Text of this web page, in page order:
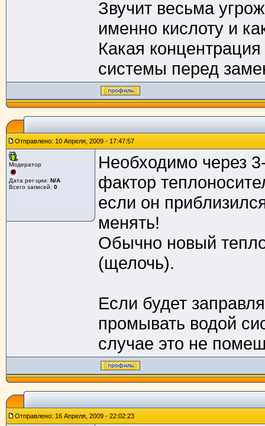
Звучит весьма
именно кислоту и
Какая
системы перед
Отправлено: 10 Апреля, 2009 - 17:47:57
Модератор
Дата рег-ции: N/A
Всего записей: 0
Необходимо через
фактор
если он
менять!
Обычно новый
(щелочь).
Если будет
промывать водой
случае это не
Отправлено: 16 Апреля, 2009 - 22:02:23